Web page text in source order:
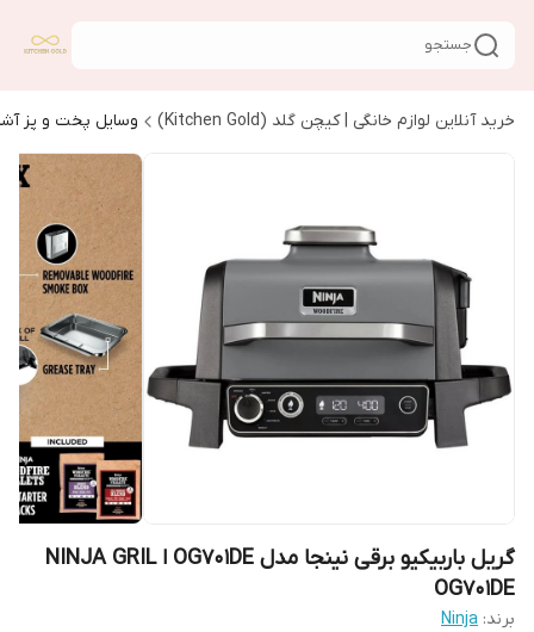
جستجو
خرید آنلاین لوازم خانگی | کیچن گلد (Kitchen Gold) وسایل پخت و پز
گریل باربیکیو برقی نینجا مدل OG701DE ا NINJA GRIL
OG701DE
برند: Ninja